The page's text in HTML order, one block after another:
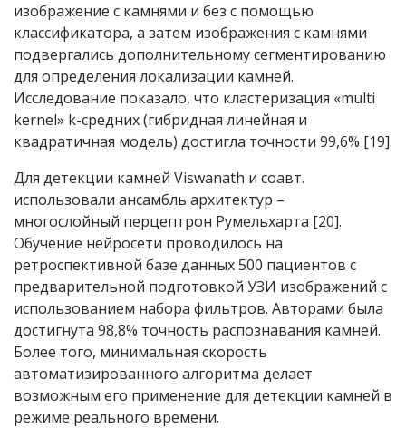
изображение с камнями и без с помощью
классификатора, а затем изображения с камнями
подвергались дополнительному сегментированию
для определения локализации камней.
Исследование показало, что кластеризация «multi
kernel» k-средних (гибридная линейная и
квадратичная модель) достигла точности 99,6% [19].
Для детекции камней Viswanath и соавт.
использовали ансамбль архитектур –
многослойный перцептрон Румельхарта [20].
Обучение нейросети проводилось на
ретроспективной базе данных 500 пациентов с
предварительной подготовкой УЗИ изображений с
использованием набора фильтров. Авторами была
достигнута 98,8% точность распознавания камней.
Более того, минимальная скорость
автоматизированного алгоритма делает
возможным его применение для детекции камней в
режиме реального времени.